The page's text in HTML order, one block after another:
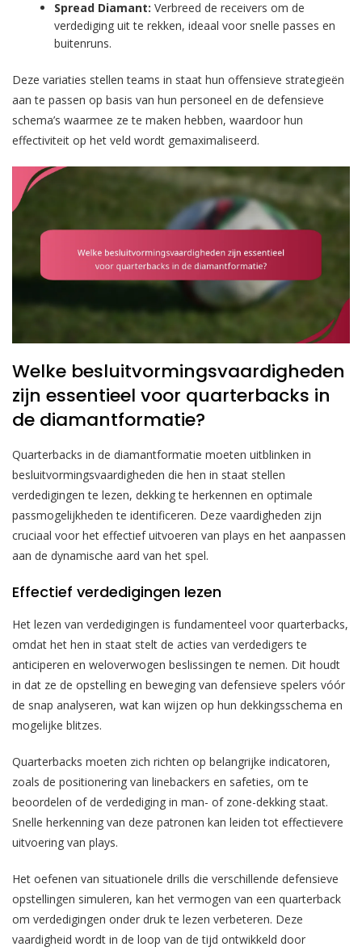
Spread Diamant: Verbreed de receivers om de
verdediging uit te rekken, ideaal voor snelle passes en
buitenruns.
Deze variaties stellen teams in staat hun offensieve strategieën
aan te passen op basis van hun personeel en de defensieve
schema’s waarmee ze te maken hebben, waardoor hun
effectiviteit op het veld wordt gemaximaliseerd.
Welke besluitvormingsvaardigheden
zijn essentieel voor quarterbacks in
de diamantformatie?
Quarterbacks in de diamantformatie moeten uitblinken in
besluitvormingsvaardigheden die hen in staat stellen
verdedigingen te lezen, dekking te herkennen en optimale
passmogelijkheden te identificeren. Deze vaardigheden zijn
cruciaal voor het effectief uitvoeren van plays en het aanpassen
aan de dynamische aard van het spel.
Effectief verdedigingen lezen
Het lezen van verdedigingen is fundamenteel voor quarterbacks,
omdat het hen in staat stelt de acties van verdedigers te
anticiperen en weloverwogen beslissingen te nemen. Dit houdt
in dat ze de opstelling en beweging van defensieve spelers vóór
de snap analyseren, wat kan wijzen op hun dekkingsschema en
mogelijke blitzes.
Quarterbacks moeten zich richten op belangrijke indicatoren,
zoals de positionering van linebackers en safeties, om te
beoordelen of de verdediging in man- of zone-dekking staat.
Snelle herkenning van deze patronen kan leiden tot effectievere
uitvoering van plays.
Het oefenen van situationele drills die verschillende defensieve
opstellingen simuleren, kan het vermogen van een quarterback
om verdedigingen onder druk te lezen verbeteren. Deze
vaardigheid wordt in de loop van de tijd ontwikkeld door